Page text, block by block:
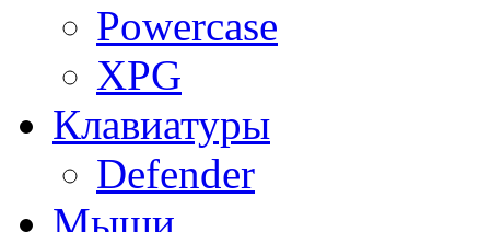
Powercase
XPG
Клавиатуры
Defender